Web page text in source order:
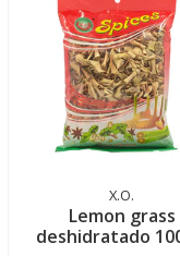
X.O.
Lemon grass
deshidratado